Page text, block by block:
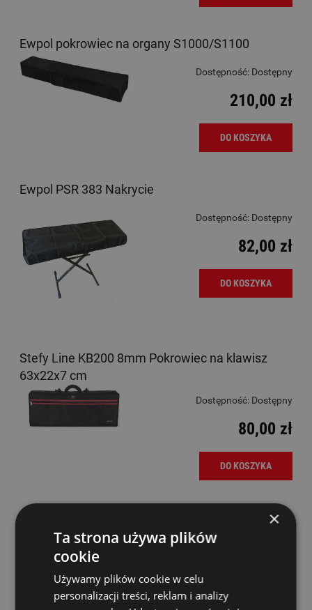
Ewpol pokrowiec na organy S1000/S1100
Dostępność: Dostępny
210,00 zł
DO KOSZYKA
Ewpol PSR 383 Nakrycie
Dostępność: Dostępny
82,00 zł
DO KOSZYKA
Stefy Line KB200 8mm Pokrowiec na klawisz
63x22x7 cm
Dostępność: Dostępny
80,00 zł
DO KOSZYKA
Stefy Line KB400 15mm Pokrowiec na klawisz
130x36x15cm
×
Ta strona używa plików
cookie
Używamy plików cookie w celu
personalizacji treści, reklam i analizy